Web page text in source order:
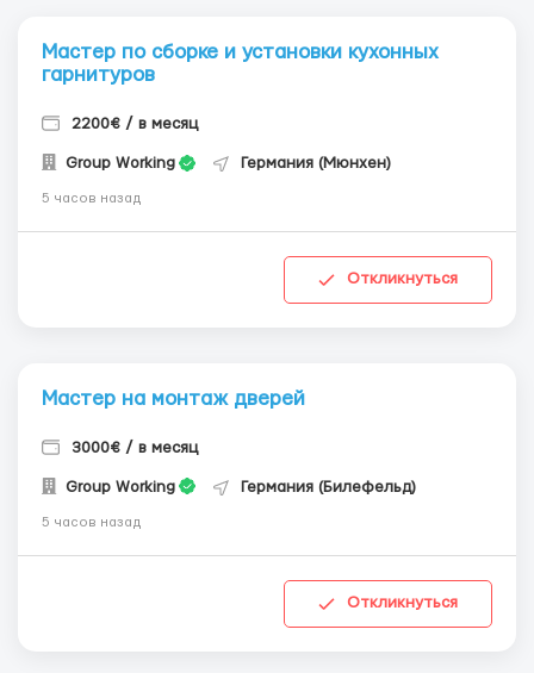
Мастер по сборке и установки кухонных
гарнитуров
2200€ / в месяц
Group Working Германия (Мюнхен)
5 часов назад
Откликнуться
Мастер на монтаж дверей
3000€ / в месяц
Group Working Германия (Билефельд)
5 часов назад
Откликнуться